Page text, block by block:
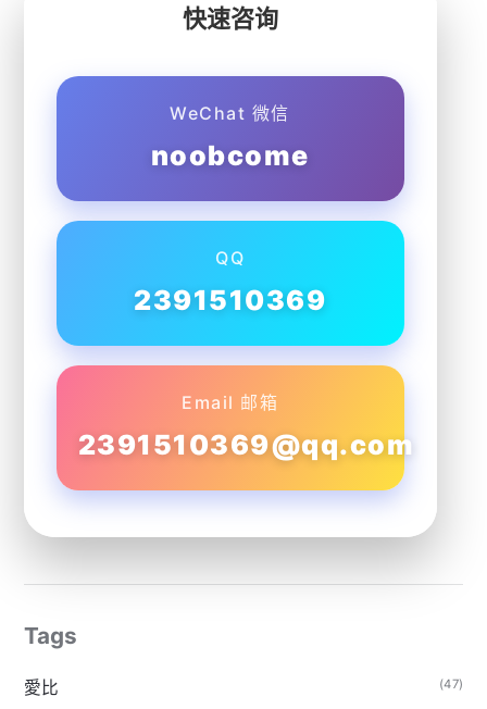
快速咨询
WeChat 微信
noobcome
QQ
2391510369
Email 邮箱
2391510369@qq.com
Tags
愛比 (47)